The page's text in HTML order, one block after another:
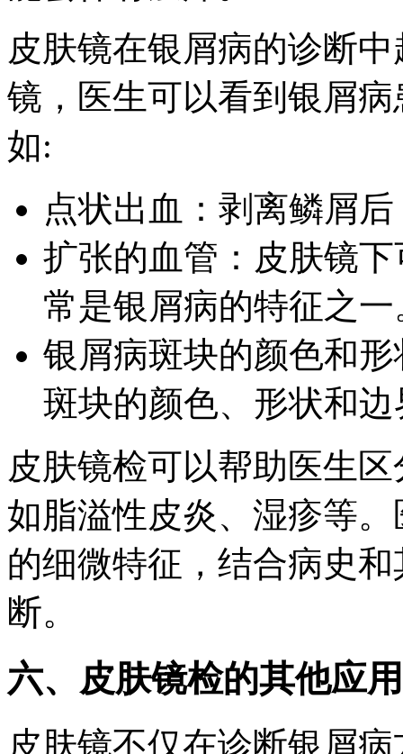
皮肤镜在银屑病的诊断
镜，医生可以看到银屑
如:
点状出血：剥离鳞屑
扩张的血管：皮肤镜
常是银屑病的特征之一
银屑病斑块的颜色和
斑块的颜色、形状和
皮肤镜检可以帮助医生
如脂溢性皮炎、湿疹等
的细微特征，结合病史
断。
六、皮肤镜检的其他应用
皮肤镜不仅在诊断银屑